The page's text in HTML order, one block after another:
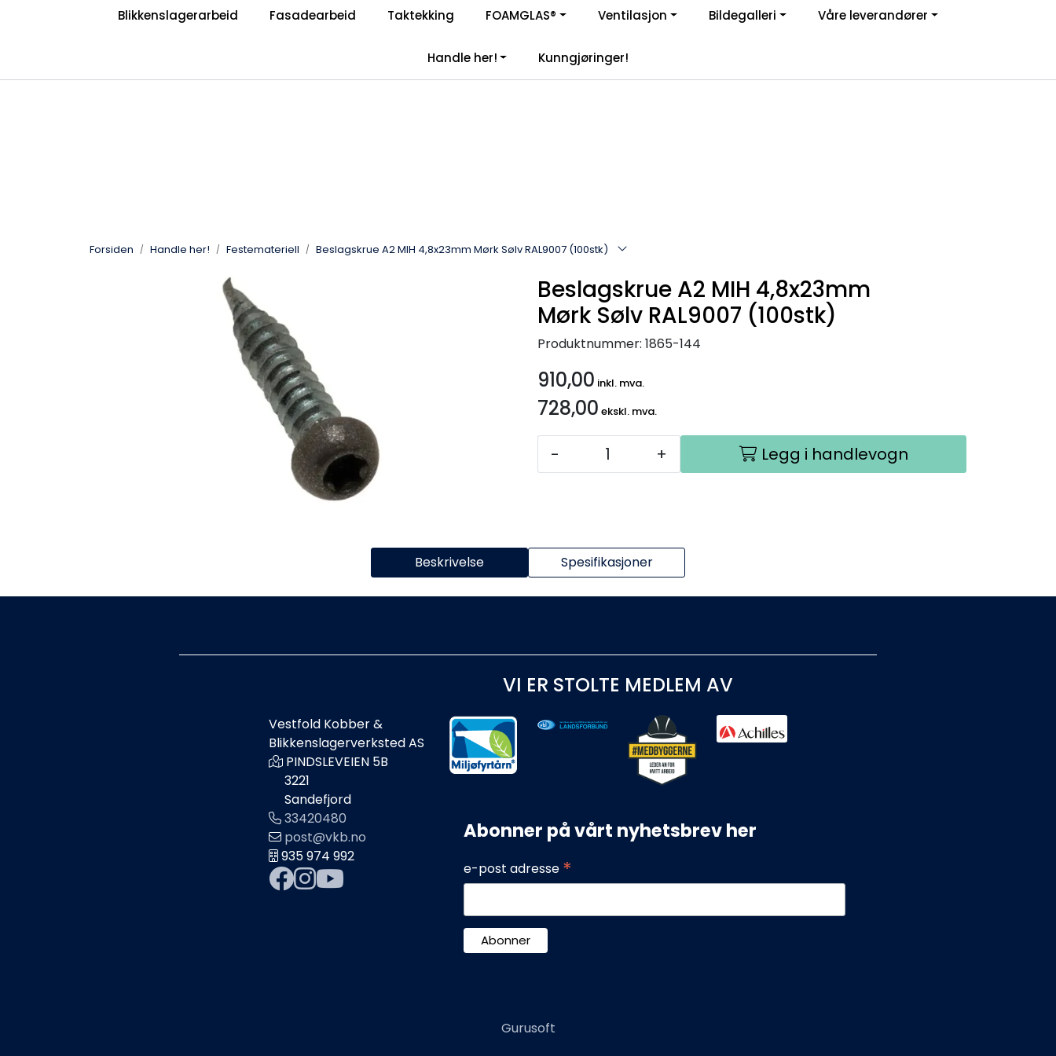
Skip to main content
Enkelt kjøp, hentes i butikk (Sandefjord)
Blikkenslagerarbeid Fasadearbeid Taktekking FOAMGLAS® Ventilasjon Bildegalleri Våre leverandører
Handle her! Kunngjøringer!
Forsiden Handle her! Festemateriell Beslagskrue A2 MIH 4,8x23mm Mørk Sølv RAL9007 (100stk)
Beslagskrue A2 MIH 4,8x23mm
Mørk Sølv RAL9007 (100stk)
Produktnummer: 1865-144
910,00 inkl. mva.
728,00 ekskl. mva.
- + Legg i handlevogn
Beskrivelse Spesifikasjoner
VI ER STOLTE MEDLEM AV
Vestfold Kobber &
Blikkenslagerverksted AS
PINDSLEVEIEN 5B
3221
Sandefjord
33420480
post@vkb.no
935 974 992
Abonner på vårt nyhetsbrev her
e-post adresse *
Gurusoft